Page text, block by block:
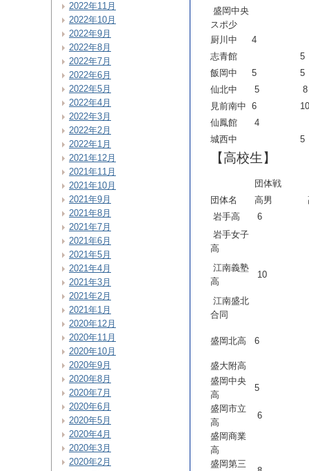
盛岡中央
スポ少
厨川中
4
志青館
5
飯岡中
5
5
仙北中
5
8
見前南中 6
10
仙鳳館
4
城西中
5
【高校生】
団体戦
団体名
高男
岩手高
6
岩手女子
高
江南義塾
高
10
江南盛北
合同
盛岡北高 6
盛大附高
盛岡中央
高
5
盛岡市立
高
6
盛岡商業
高
盛岡第三
2022年11月
2022年10月
2022年9月
2022年8月
2022年7月
2022年6月
2022年5月
2022年4月
2022年3月
2022年2月
2022年1月
2021年12月
2021年11月
2021年10月
2021年9月
2021年8月
2021年7月
2021年6月
2021年5月
2021年4月
2021年3月
2021年2月
2021年1月
2020年12月
2020年11月
2020年10月
2020年9月
2020年8月
2020年7月
2020年6月
2020年5月
2020年4月
2020年3月
2020年2月